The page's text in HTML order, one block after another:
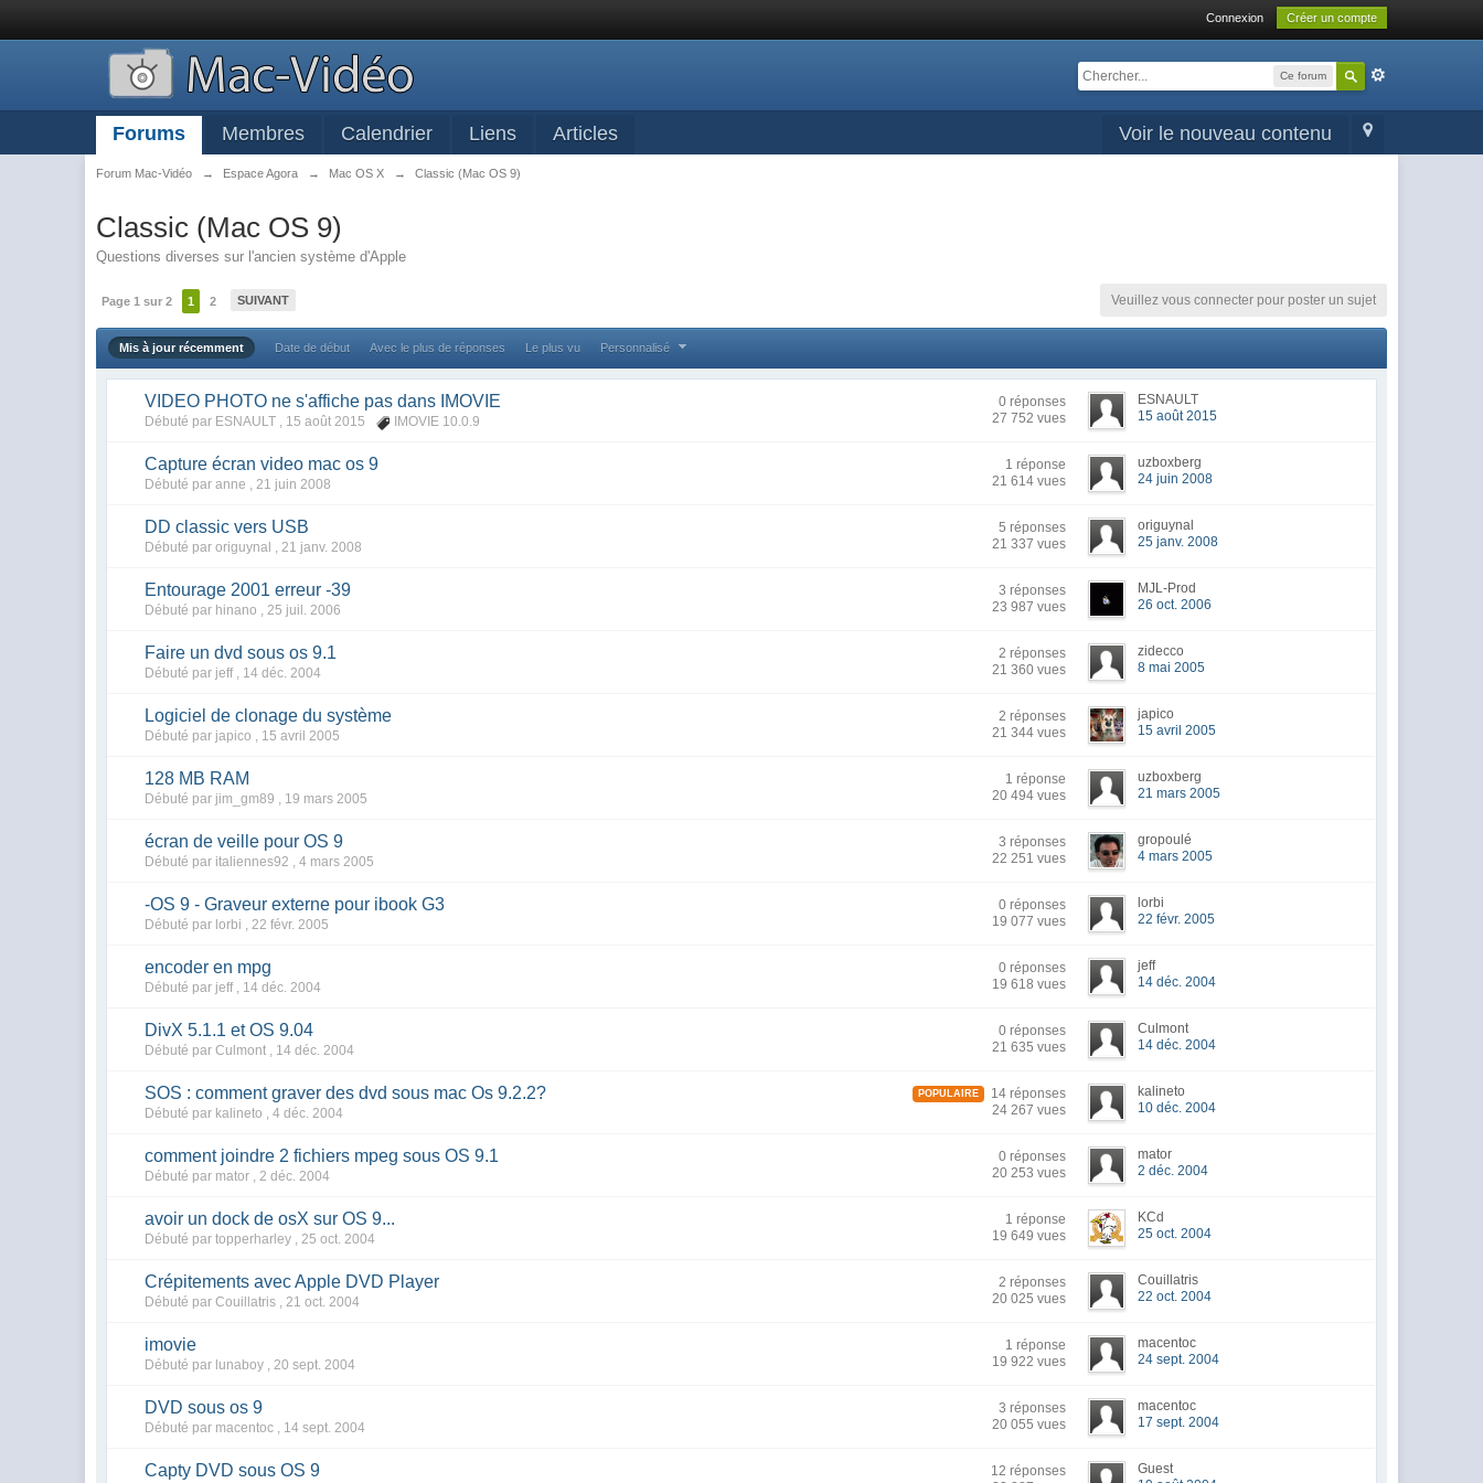
Connexion Créer un compte
Ce forum
Voir le nouveau contenu
Forums Membres Calendrier Liens Articles
Forum Mac-Vidéo → Espace Agora → Mac OS X → Classic (Mac OS 9)
Classic (Mac OS 9)
Questions diverses sur l'ancien système d'Apple
Page 1 sur 2 1 2 SUIVANT Veuillez vous connecter pour poster un sujet
Mis à jour récemment Date de début Avec le plus de réponses Le plus vu Personnalisé
VIDEO PHOTO ne s'affiche pas dans IMOVIE
Débuté par ESNAULT , 15 août 2015 IMOVIE 10.0.9
0 réponses
27 752 vues
ESNAULT
15 août 2015
Capture écran video mac os 9
Débuté par anne ,21 juin 2008
1 réponse
21 614 vues
uzboxberg
24 juin 2008
DD classic vers USB
Débuté par origuynal ,21 janv. 2008
5 réponses
21 337 vues
origuynal
25 janv. 2008
Entourage 2001 erreur -39
Débuté par hinano ,25 juil. 2006
3 réponses
23 987 vues
MJL-Prod
26 oct. 2006
Faire un dvd sous os 9.1
Débuté par jeff , 14 déc. 2004
2 réponses
21 360 vues
zidecco
8 mai 2005
Logiciel de clonage du système
Débuté par japico , 15 avril 2005
2 réponses
21 344 vues
japico
15 avril 2005
128 MB RAM
Débuté par jim_gm89 , 19 mars 2005
1 réponse
20 494 vues
uzboxberg
21 mars 2005
écran de veille pour OS 9
Débuté par italiennes92 ,4 mars 2005
3 réponses
22 251 vues
gropoulé
4 mars 2005
-OS 9 - Graveur externe pour ibook G3
Débuté par lorbi ,22 févr. 2005
0 réponses
19 077 vues
lorbi
22 févr. 2005
encoder en mpg
Débuté par jeff , 14 déc. 2004
0 réponses
19 618 vues
jeff
14 déc. 2004
DivX 5.1.1 et OS 9.04
Débuté par Culmont , 14 déc. 2004
0 réponses
21 635 vues
Culmont
14 déc. 2004
SOS : comment graver des dvd sous mac Os 9.2.2?
Débuté par kalineto ,4 déc. 2004
POPULAIRE
14 réponses
24 267 vues
kalineto
10 déc. 2004
comment joindre 2 fichiers mpeg sous OS 9.1
Débuté par mator ,2 déc. 2004
0 réponses
20 253 vues
mator
2 déc. 2004
avoir un dock de osX sur OS 9...
Débuté par topperharley ,25 oct. 2004
1 réponse
19 649 vues
KCd
25 oct. 2004
Crépitements avec Apple DVD Player
Débuté par Couillatris ,21 oct. 2004
2 réponses
20 025 vues
Couillatris
22 oct. 2004
imovie
Débuté par lunaboy ,20 sept. 2004
1 réponse
19 922 vues
macentoc
24 sept. 2004
DVD sous os 9
Débuté par macentoc , 14 sept. 2004
3 réponses
20 055 vues
macentoc
17 sept. 2004
Capty DVD sous OS 9
12 réponses
Guest